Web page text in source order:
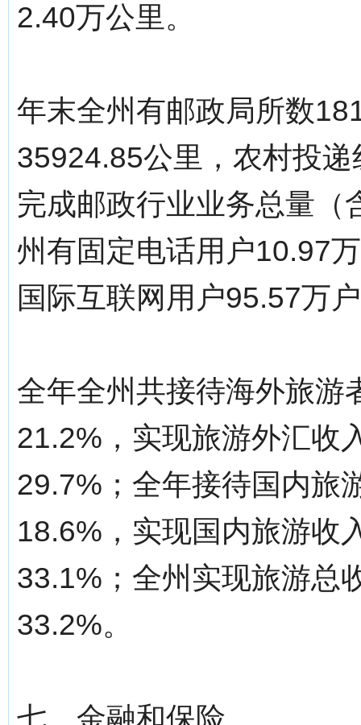
2.40万公里。
年末全州有邮政局所数
35924.85公里，农村投
完成邮政行业业务总量（
州有固定电话用户10.97
国际互联网用户95.57万
全年全州共接待海外旅游
21.2%，实现旅游外汇收
29.7%；全年接待国内旅
18.6%，实现国内旅游收
33.1%；全州实现旅游总
33.2%。
七、金融和保险